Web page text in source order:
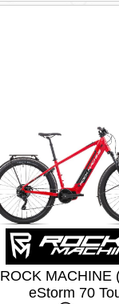
ROCK MACHINE
eStorm 70